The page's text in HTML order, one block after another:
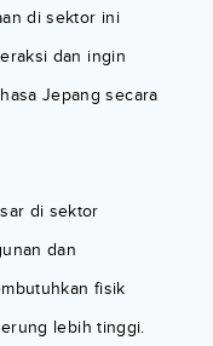
di sektor ini
dan ingin
Jepang secara
di sektor
dan
fisik
lebih tinggi.